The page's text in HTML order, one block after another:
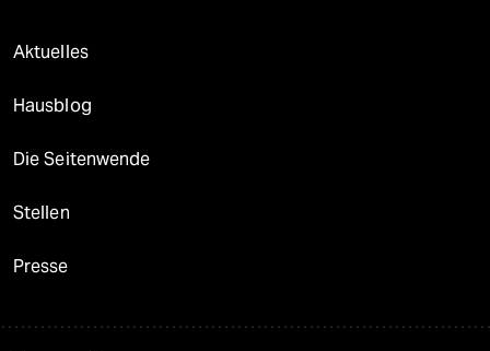
Aktuelles
Hausblog
Die Seitenwende
Stellen
Presse